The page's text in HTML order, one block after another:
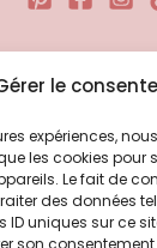
le
expériences,
les cookies pour
Le fait de
des données
uniques sur ce
son
Liens
Politique
de
de
de